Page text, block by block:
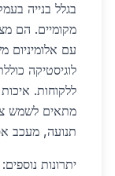
בגלל בנייה
מקומיים. הם
מתאים לשמש
תנועה, מעכב אספקה ב-2 ימים.
יתרונות